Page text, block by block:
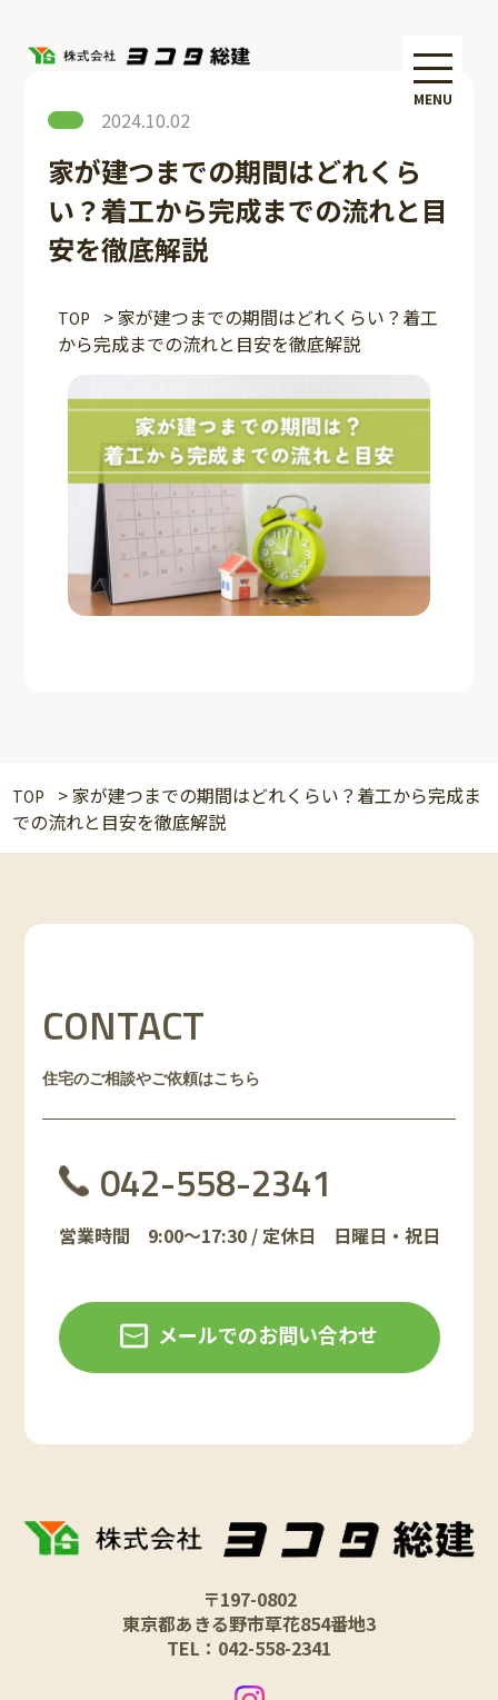
MENU
2024.10.02
家が建つまでの期間はどれくら
い？着工から完成までの流れと目
安を徹底解説
TOP >家が建つまでの期間はどれくらい？着工
から完成までの流れと目安を徹底解説
TOP > 家が建つまでの期間はどれくらい？着工から完成ま
での流れと目安を徹底解説
CONTACT
住宅のご相談やご依頼はこちら
042-558-2341
営業時間 9:00～17:30 / 定休日 日曜日・祝日
メールでのお問い合わせ
〒197-0802
東京都あきる野市草花854番地3
TEL：042-558-2341